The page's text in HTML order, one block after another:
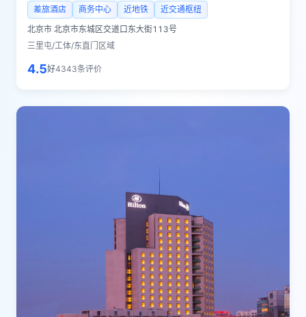
差旅酒店 商务中心 近地铁
近交通枢纽
北京市 北京市东城区交道口东大街113号
三里屯/工体/东直门区域
4.5好4343条评价